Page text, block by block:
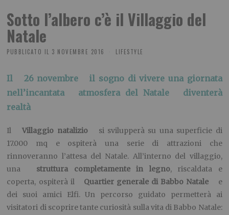
Sotto l’albero c’è il Villaggio del
Natale
PUBBLICATO IL 3 NOVEMBRE 2016 LIFESTYLE
Il 26 novembre il sogno di vivere una giornata
nell’incantata atmosfera del Natale diventerà
realtà
IlVillaggio nataliziosi svilupperà su una superficie di
17.000 mq e ospiterà una serie di attrazioni che
rinnoveranno l’attesa del Natale. All’interno del villaggio,
una struttura completamente in legno, riscaldata e
coperta, ospiterà il Quartier generale di Babbo Natale e
dei suoi amici Elfi. Un percorso guidato permetterà ai
visitatori di scoprire tante curiosità sulla vita di Babbo Natale: